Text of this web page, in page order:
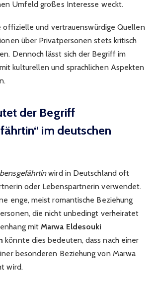
Umfeld großes Interesse weckt.
offizielle und vertrauenswürdige Quellen
über Privatpersonen stets kritisch
Dennoch lässt sich der Begriff im
kulturellen und sprachlichen Aspekten
der Begriff
im deutschen
wird in Deutschland oft
oder Lebenspartnerin verwendet.
enge, meist romantische Beziehung
die nicht unbedingt verheiratet
mit Marwa Eldesouki
könnte dies bedeuten, dass nach einer
besonderen Beziehung von Marwa
wird.